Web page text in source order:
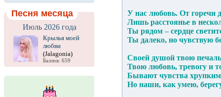
Песня месяца
Июль 2026 года
Крылья моей
любви
(Jalagonia)
Баллов: 659
У нас любовь. От горечи
Лишь расстоянье в
Ты рядом – сердце
Ты далеко, но чувствую
Своей душой твою
Твою любовь, тревогу и
Бывают чувства
Но наши, как умею,